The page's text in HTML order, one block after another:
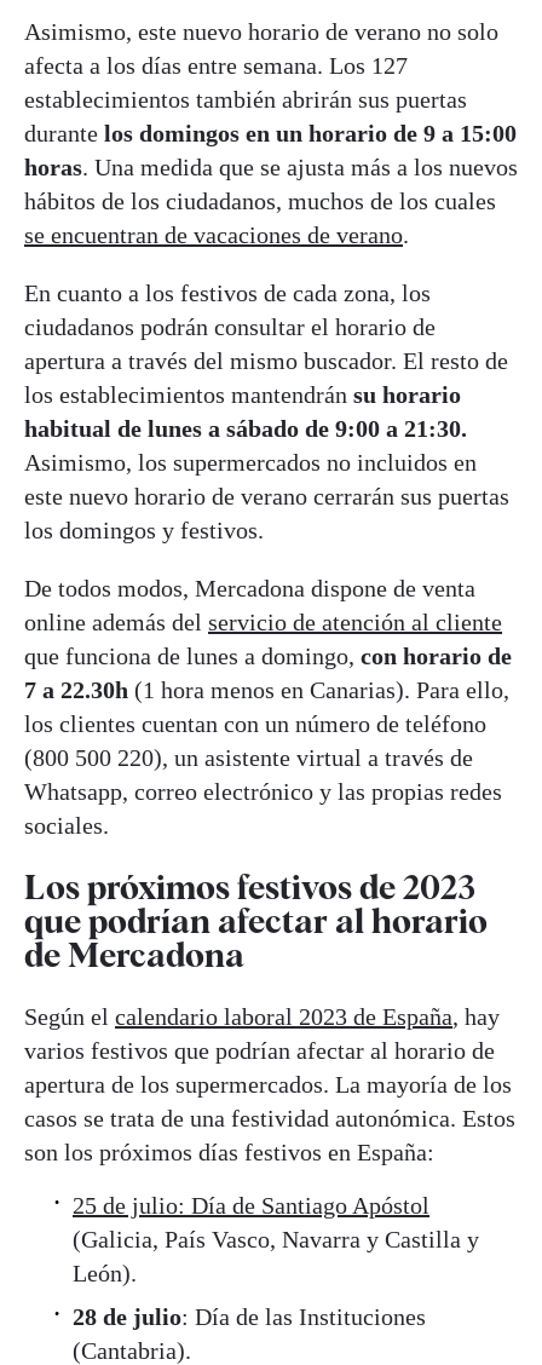
Asimismo, este nuevo horario de verano no solo
afecta a los días entre semana. Los 127
establecimientos también abrirán sus puertas
durante los domingos en un horario de 9 a 15:00
horas. Una medida que se ajusta más a los nuevos
hábitos de los ciudadanos, muchos de los cuales
se encuentran de vacaciones de verano.
En cuanto a los festivos de cada zona, los
ciudadanos podrán consultar el horario de
apertura a través del mismo buscador. El resto de
los establecimientos mantendrán su horario
habitual de lunes a sábado de 9:00 a 21:30.
Asimismo, los supermercados no incluidos en
este nuevo horario de verano cerrarán sus puertas
los domingos y festivos.
De todos modos, Mercadona dispone de venta
online además del servicio de atención al cliente
que funciona de lunes a domingo, con horario de
7 a 22.30h (1 hora menos en Canarias). Para ello,
los clientes cuentan con un número de teléfono
(800 500 220), un asistente virtual a través de
Whatsapp, correo electrónico y las propias redes
sociales.
Los próximos festivos de 2023
que podrían afectar al horario
de Mercadona
Según el calendario laboral 2023 de España, hay
varios festivos que podrían afectar al horario de
apertura de los supermercados. La mayoría de los
casos se trata de una festividad autonómica. Estos
son los próximos días festivos en España:
25 de julio: Día de Santiago Apóstol
(Galicia, País Vasco, Navarra y Castilla y
León).
28 de julio: Día de las Instituciones
(Cantabria).